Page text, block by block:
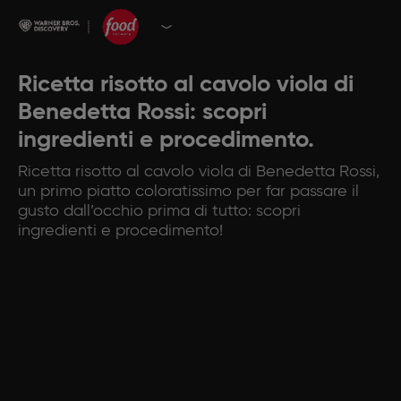
Ricetta risotto al cavolo viola di
Benedetta Rossi: scopri
ingredienti e procedimento.
Ricetta risotto al cavolo viola di Benedetta Rossi,
un primo piatto coloratissimo per far passare il
gusto dall’occhio prima di tutto: scopri
ingredienti e procedimento!